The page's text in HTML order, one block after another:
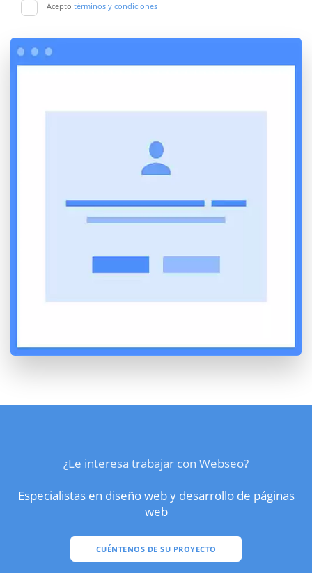
Acepto términos y condiciones
¿Le interesa trabajar con Webseo?
Especialistas en diseño web y desarrollo de páginas
web
CUÉNTENOS DE SU PROYECTO